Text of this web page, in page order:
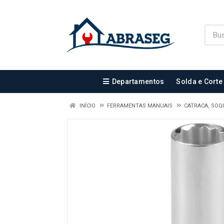
Departamentos Solda e Corte
INÍCIO FERRAMENTAS MANUAIS CATRACA,